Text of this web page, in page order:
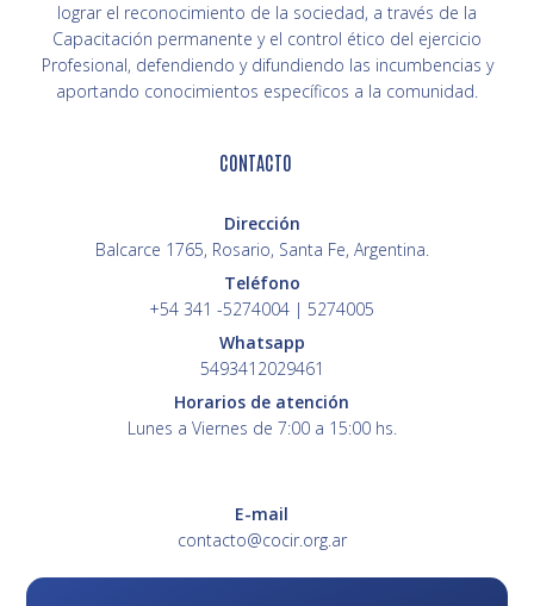
lograr el reconocimiento de la sociedad, a través de la
Capacitación permanente y el control ético del ejercicio
Profesional, defendiendo y difundiendo las incumbencias y
aportando conocimientos específicos a la comunidad.
CONTACTO
Dirección
Balcarce 1765, Rosario, Santa Fe, Argentina.
Teléfono
+54 341 -5274004 | 5274005
Whatsapp
5493412029461
Horarios de atención
Lunes a Viernes de 7:00 a 15:00 hs.
E-mail
contacto@cocir.org.ar